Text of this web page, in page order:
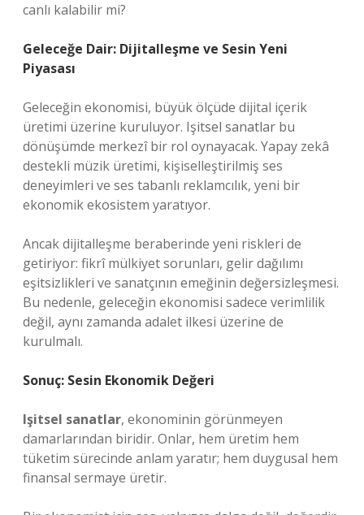
canlı kalabilir mi?
Geleceğe Dair: Dijitalleşme ve Sesin Yeni
Piyasası
Geleceğin ekonomisi, büyük ölçüde dijital içerik
üretimi üzerine kuruluyor. Işitsel sanatlar bu
dönüşümde merkezî bir rol oynayacak. Yapay zekâ
destekli müzik üretimi, kişiselleştirilmiş ses
deneyimleri ve ses tabanlı reklamcılık, yeni bir
ekonomik ekosistem yaratıyor.
Ancak dijitalleşme beraberinde yeni riskleri de
getiriyor: fikrî mülkiyet sorunları, gelir dağılımı
eşitsizlikleri ve sanatçının emeğinin değersizleşmesi.
Bu nedenle, geleceğin ekonomisi sadece verimlilik
değil, aynı zamanda adalet ilkesi üzerine de
kurulmalı.
Sonuç: Sesin Ekonomik Değeri
Işitsel sanatlar, ekonominin görünmeyen
damarlarından biridir. Onlar, hem üretim hem
tüketim sürecinde anlam yaratır; hem duygusal hem
finansal sermaye üretir.